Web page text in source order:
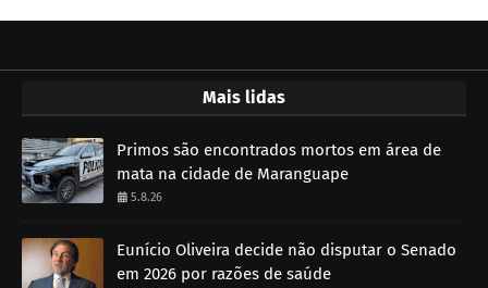
Mais lidas
Primos são encontrados mortos em área de
mata na cidade de Maranguape
5.8.26
Eunício Oliveira decide não disputar o Senado
em 2026 por razões de saúde